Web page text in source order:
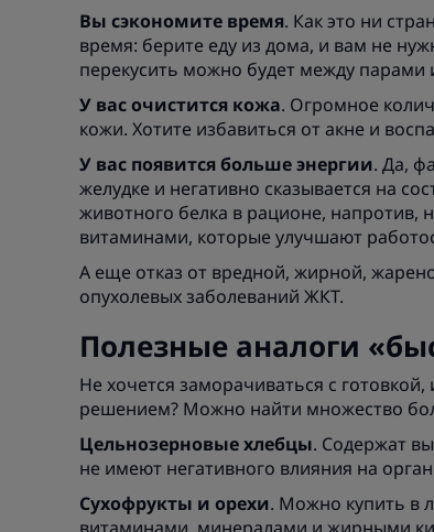
Вы сэкономите время. Как это ни
время: берите еду из дома, и вам не
перекусить можно будет между
У вас очистится кожа. Огромное
кожи. Хотите избавиться от акне и
У вас появится больше энергии. Да,
желудке и негативно сказывается на
животного белка в рационе,
витаминами, которые улучшают
А еще отказ от вредной, жирной,
опухолевых заболеваний ЖКТ.
Полезные аналоги
Не хочется заморачиваться с
решением? Можно найти множество
Цельнозерновые хлебцы. Содержат
не имеют негативного влияния на
Сухофрукты и орехи. Можно купить в